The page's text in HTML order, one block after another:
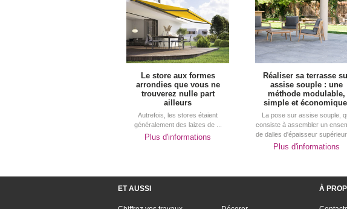
Le store aux formes
arrondies que vous ne
trouverez nulle part
ailleurs
Autrefois, les stores étaient
généralement des laizes de ...
Plus d'informations
Réaliser sa terrasse
assise souple : une
méthode modulable,
simple et
La pose sur assise souple,
consiste à assembler un
de dalles d'épaisseur
Plus d'informations
ET AUSSI À